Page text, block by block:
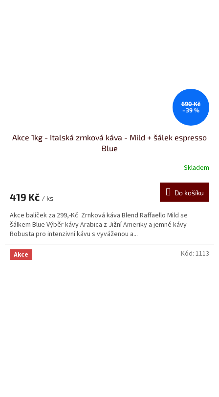
690 Kč
–39 %
Akce 1kg - Italská zrnková káva - Mild + šálek espresso
Blue
Skladem
419 Kč / ks
Do košíku
Akce balíček za 299,-Kč Zrnková káva Blend Raffaello Mild se
šálkem Blue Výběr kávy Arabica z Jižní Ameriky a jemné kávy
Robusta pro intenzivní kávu s vyváženou a...
Akce Kód: 1113